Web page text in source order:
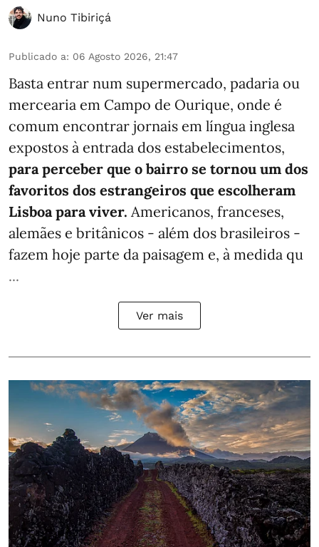
Nuno Tibiriçá
Publicado a: 06 Agosto 2026, 21:47
Basta entrar num supermercado, padaria ou
mercearia em Campo de Ourique, onde é
comum encontrar jornais em língua inglesa
expostos à entrada dos estabelecimentos,
para perceber que o bairro se tornou um dos
favoritos dos estrangeiros que escolheram
Lisboa para viver. Americanos, franceses,
alemães e britânicos - além dos brasileiros -
fazem hoje parte da paisagem e, à medida qu
...
Ver mais